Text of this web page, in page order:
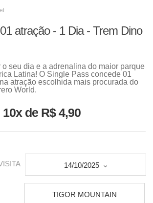
atração - 1 Dia - Trem Dino
seu dia e a adrenalina do maior parque
Latina! O Single Pass concede 01
atração escolhida mais procurada do
World.
10x de R$ 4,90
14/10/2025
TIGOR MOUNTAIN